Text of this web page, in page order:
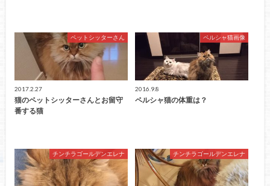
ペットシッターさん
2017.2.27
猫のペットシッターさんとお留守
番する猫
ペルシャ猫画像
2016.9.8
ペルシャ猫の体重は？
チンチラゴールデンエレナ チンチラゴールデンエレナ